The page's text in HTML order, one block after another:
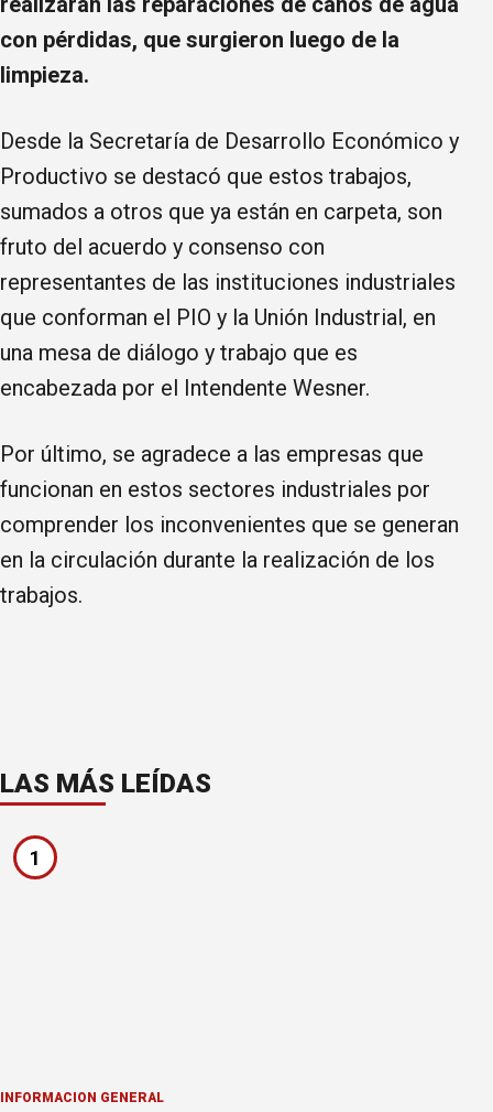
con pérdidas, que surgieron luego de la
limpieza.
Desde la Secretaría de Desarrollo Económico y
Productivo se destacó que estos trabajos,
sumados a otros que ya están en carpeta, son
fruto del acuerdo y consenso con
representantes de las instituciones industriales
que conforman el PIO y la Unión Industrial, en
una mesa de diálogo y trabajo que es
encabezada por el Intendente Wesner.
Por último, se agradece a las empresas que
funcionan en estos sectores industriales por
comprender los inconvenientes que se generan
en la circulación durante la realización de los
trabajos.
LAS MÁS LEÍDAS
1
INFORMACION GENERAL